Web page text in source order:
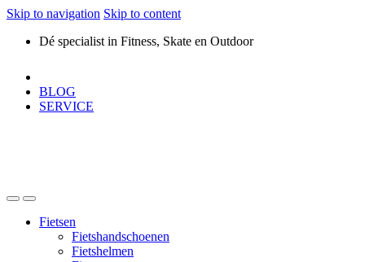
Skip to navigation Skip to content
Dé specialist in Fitness, Skate en Outdoor
BLOG
SERVICE
Fietsen
Fietshandschoenen
Fietshelmen